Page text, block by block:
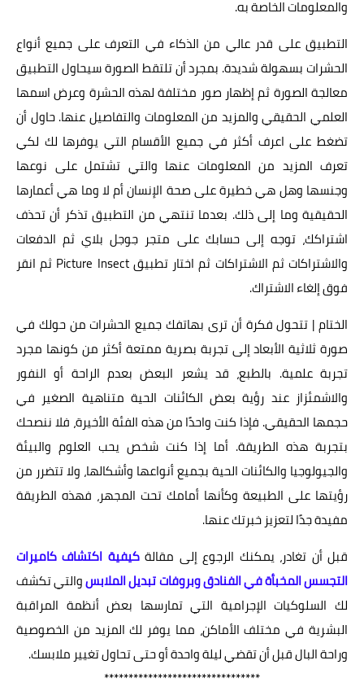
والمعلومات الخاصة به.
التطبيق على قدر عالي من الذكاء في التعرف على جميع أنواع
الحشرات بسهولة شديدة. بمجرد أن تلتقط الصورة سيحاول التطبيق
معالجة الصورة ثم إظهار صور مختلفة لهذه الحشرة وعرض اسمها
العلمي الحقيقي والمزيد من المعلومات والتفاصيل عنها. حاول أن
تضغط على اعرف أكثر في جميع الأقسام التي يوفرها لك لكي
تعرف المزيد من المعلومات عنها والتي تشتمل على نوعها
وجنسها وهل هي خطيرة على صحة الإنسان أم لا وما هي أعمارها
الحقيقية وما إلى ذلك. بعدما تنتهي من التطبيق تذكر أن تحذف
اشتراكك، توجه إلى حسابك على متجر جوجل بلاي ثم الدفعات
والاشتراكات ثم الاشتراكات ثم اختار تطبيق Picture Insect ثم انقر
فوق إلغاء الاشتراك.
الختام | تتحول فكرة أن ترى بهاتفك جميع الحشرات من حولك في
صورة ثلاثية الأبعاد إلى تجربة بصرية ممتعة أكثر من كونها مجرد
تجربة علمية. بالطبع، قد يشعر البعض بعدم الراحة أو النفور
والاشمئزاز عند رؤية بعض الكائنات الحية متناهية الصغير في
حجمها الحقيقي. فإذا كنت واحدًا من هذه الفئة الأخيرة، فلا ننصحك
بتجربة هذه الطريقة. أما إذا كنت شخص يحب العلوم والبيئة
والجيولوجيا والكائنات الحية بجميع أنواعها وأشكالها، ولا تتضرر من
رؤيتها على الطبيعة وكأنها أمامك تحت المجهر، فهذه الطريقة
مفيدة جدًا لتعزيز خبرتك عنها.
قبل أن تغادر، يمكنك الرجوع إلى مقالةكيفية اكتشاف كاميرات
التجسس المخبأة في الفنادق وبروفات تبديل الملابسوالتي تكشف
لك السلوكيات الإجرامية التي تمارسها بعض أنظمة المراقبة
البشرية في مختلف الأماكن، مما يوفر لك المزيد من الخصوصية
وراحة البال قبل أن تقضي ليلة واحدة أو حتى تحاول تغيير ملابسك.
********************************